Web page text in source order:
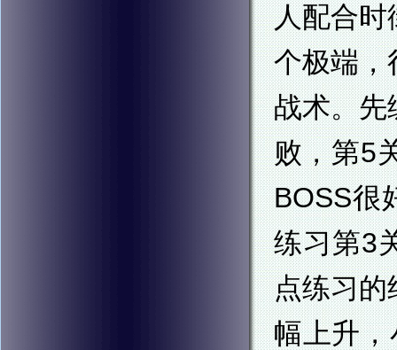
人配合时
个极端，
战术。先
败，第5
BOSS很
练习第3
点练习的
幅上升